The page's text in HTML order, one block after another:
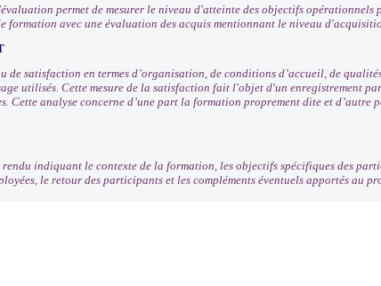
permet de mesurer le niveau d'atteinte des objectifs
formation avec une évaluation des acquis mentionnant le niveau
de satisfaction en termes d’organisation, de conditions d’accueil, de
utilisés. Cette mesure de la satisfaction fait l'objet d'un enregistrement
Cette analyse concerne d’une part la formation proprement dite et d’autre
indiquant le contexte de la formation, les objectifs spécifiques des
le retour des participants et les compléments éventuels apportés au